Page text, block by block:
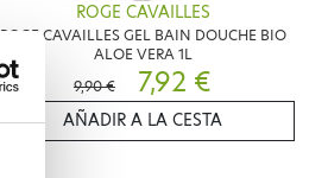
ROGE CAVAILLES
ROGE CAVAILLES GEL BAIN DOUCHE BIO
ALOE VERA 1L
9,90 €
7,92 €
AÑADIR A LA CESTA